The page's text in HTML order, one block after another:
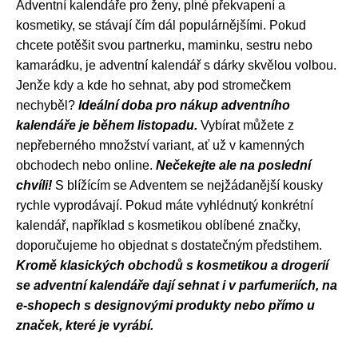
Adventní kalendáře pro ženy, plné překvapení a
kosmetiky, se stávají čím dál populárnějšími. Pokud
chcete potěšit svou partnerku, maminku, sestru nebo
kamarádku, je adventní kalendář s dárky skvělou volbou.
Jenže kdy a kde ho sehnat, aby pod stromečkem
nechyběl? Ideální doba pro nákup adventního
kalendáře je během listopadu. Vybírat můžete z
nepřeberného množství variant, ať už v kamenných
obchodech nebo online. Nečekejte ale na poslední
chvíli! S blížícím se Adventem se nejžádanější kousky
rychle vyprodávají. Pokud máte vyhlédnutý konkrétní
kalendář, například s kosmetikou oblíbené značky,
doporučujeme ho objednat s dostatečným předstihem.
Kromě klasických obchodů s kosmetikou a drogerií
se adventní kalendáře dají sehnat i v parfumeriích, na
e-shopech s designovými produkty nebo přímo u
značek, které je vyrábí.